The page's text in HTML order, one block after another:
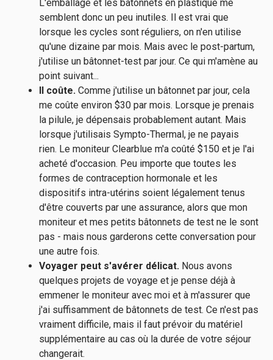
L'emballage et les bâtonnets en plastique me
semblent donc un peu inutiles. Il est vrai que
lorsque les cycles sont réguliers, on n'en utilise
qu'une dizaine par mois. Mais avec le post-partum,
j'utilise un bâtonnet-test par jour. Ce qui m'amène au
point suivant...
Il coûte. Comme j'utilise un bâtonnet par jour, cela
me coûte environ $30 par mois. Lorsque je prenais
la pilule, je dépensais probablement autant. Mais
lorsque j'utilisais Sympto-Thermal, je ne payais
rien. Le moniteur Clearblue m'a coûté $150 et je l'ai
acheté d'occasion. Peu importe que toutes les
formes de contraception hormonale et les
dispositifs intra-utérins soient légalement tenus
d'être couverts par une assurance, alors que mon
moniteur et mes petits bâtonnets de test ne le sont
pas - mais nous garderons cette conversation pour
une autre fois.
Voyager peut s'avérer délicat. Nous avons
quelques projets de voyage et je pense déjà à
emmener le moniteur avec moi et à m'assurer que
j'ai suffisamment de bâtonnets de test. Ce n'est pas
vraiment difficile, mais il faut prévoir du matériel
supplémentaire au cas où la durée de votre séjour
changerait.